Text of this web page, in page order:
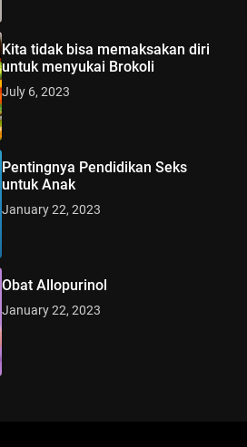
Kita tidak bisa memaksakan diri
untuk menyukai Brokoli
July 6, 2023
Pentingnya Pendidikan Seks
untuk Anak
January 22, 2023
Obat Allopurinol
January 22, 2023